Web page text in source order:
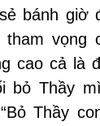
bánh giờ
vọng
cả là
bỏ Thầy
Thầy